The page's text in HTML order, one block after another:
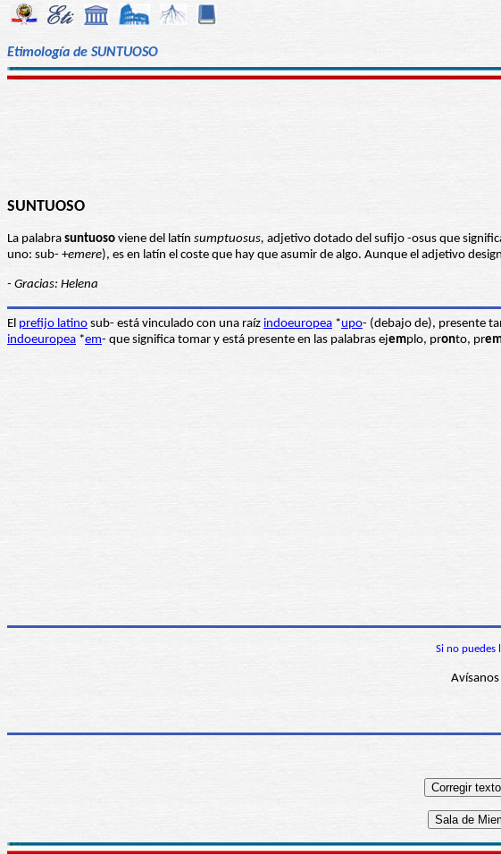
Etimología de SUNTUOSO
SUNTUOSO
La palabra suntuoso viene del latín sumptuosus, adjetivo dotado del sufijo -osus que
uno: sub- +emere), es en latín el coste que hay que asumir de algo. Aunque el adjetivo
- Gracias: Helena
El prefijo latino sub- está vinculado con una raíz indoeuropea *upo- (debajo de), presente
indoeuropea *em- que significa tomar y está presente en las palabras ejemplo, pronto, pr
Si no puedes